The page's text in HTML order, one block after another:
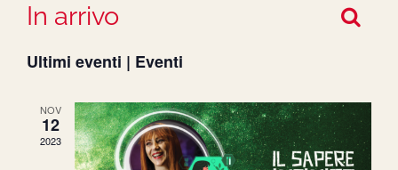
e
Cerca
In arrivo
la
data.
Ultimi eventi | Eventi
NOV
12
2023